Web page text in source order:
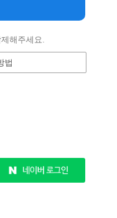
해주세요.
법